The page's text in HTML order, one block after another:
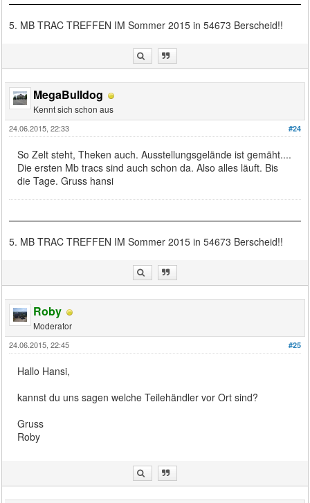
5. MB TRAC TREFFEN IM Sommer 2015 in 54673 Berscheid!!
MegaBulldog
Kennt sich schon aus
#24
24.06.2015, 22:33
So Zelt steht, Theken auch. Ausstellungsgelände ist gemäht....
Die ersten Mb tracs sind auch schon da. Also alles läuft. Bis
die Tage. Gruss hansi
5. MB TRAC TREFFEN IM Sommer 2015 in 54673 Berscheid!!
Roby
Moderator
#25
24.06.2015, 22:45
Hallo Hansi,
kannst du uns sagen welche Teilehändler vor Ort sind?
Gruss
Roby